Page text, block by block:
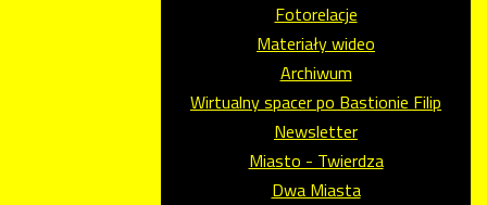
Fotorelacje
Materiały wideo
Archiwum
Wirtualny spacer po Bastionie Filip
Newsletter
Miasto - Twierdza
Dwa Miasta